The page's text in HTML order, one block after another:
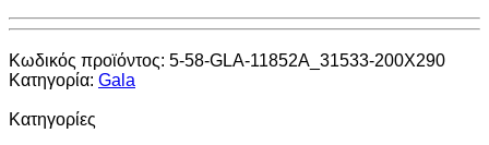
Κωδικός προϊόντος: 5-58-GLA-11852A_31533-200X290
Κατηγορία: Gala
Κατηγορίες